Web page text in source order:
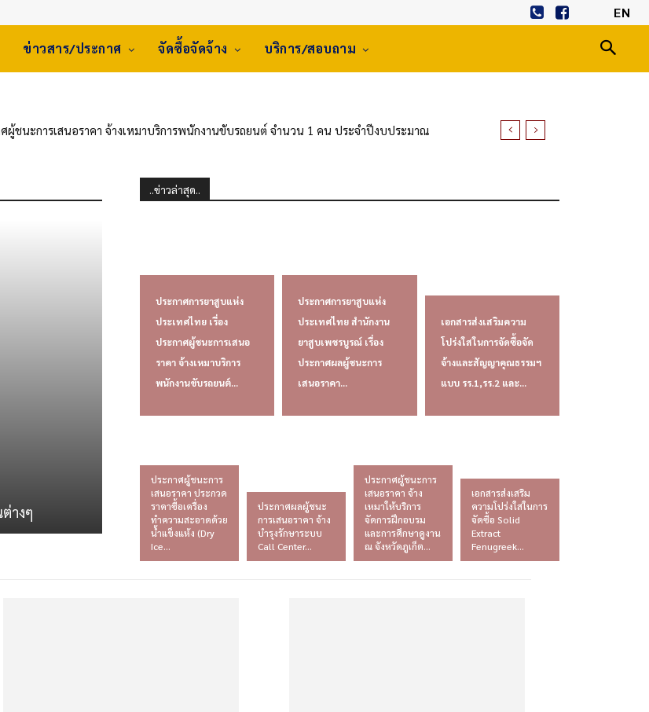
EN
ข่าวสาร/ประกาศ จัดซื้อจัดจ้าง บริการ/สอบถาม
ผู้ชนะการเสนอราคา จ้างเหมาบริการพนักงานขับรถยนต์ จำนวน 1 คน ประจำปีงบประมาณ
างๆ
..ข่าวล่าสุด..
ประกาศการยาสูบแห่ง
ประเทศไทย เรื่อง
ประกาศผู้ชนะการเสนอ
ราคา จ้างเหมาบริการ
พนักงานขับรถยนต์...
ประกาศการยาสูบแห่ง
ประเทศไทย สำนักงาน
ยาสูบเพชรบูรณ์ เรื่อง
ประกาศผลผู้ชนะการ
เสนอราคา...
เอกสารส่งเสริมความ
โปร่งใสในการจัดซื้อจัด
จ้างและสัญญาคุณธรรมฯ
แบบ รร.1,รร.2 และ...
ประกาศผู้ชนะการ
เสนอราคา ประกวด
ราคาซื้อเครื่อง
ทำความสะอาดด้วย
น้ำแข็งแห้ง (Dry
Ice...
ประกาศผลผู้ชนะ
การเสนอราคา จ้าง
บำรุงรักษาระบบ
Call Center...
ประกาศผู้ชนะการ
เสนอราคา จ้าง
เหมาให้บริการ
จัดการฝึกอบรม
และการศึกษาดูงาน
ณ จังหวัดภูเก็ต...
เอกสารส่งเสริม
ความโปร่งใสในการ
จัดซื้อ Solid
Extract
Fenugreek...